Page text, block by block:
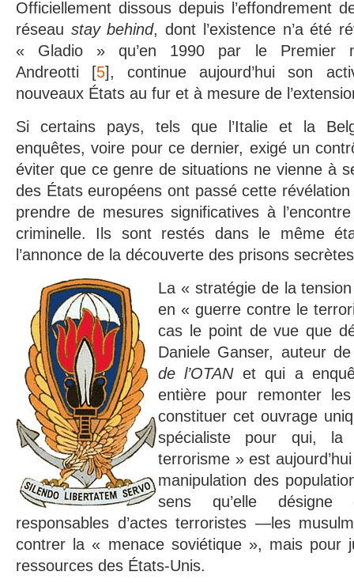
Officiellement dissous depuis l’effondrement
réseau stay behind, dont l’existence n’a été
« Gladio » qu’en 1990 par le Premier
Andreotti [5], continue aujourd’hui son
nouveaux États au fur et à mesure de
Si certains pays, tels que l’Italie et la
enquêtes, voire pour ce dernier, exigé un
éviter que ce genre de situations ne vienne à
des États européens ont passé cette
prendre de mesures significatives à
criminelle. Ils sont restés dans le même
l’annonce de la découverte des prisons
La « stratégie de la
en « guerre contre le
cas le point de vue que
Daniele Ganser, auteur
de l’OTANet qui a
entière pour remonter
constituer cet ouvrage
spécialiste pour qui,
terrorisme » est
manipulation des
sens qu’elle désigne
responsables d’actes terroristes —les
contrer la « menace soviétique », mais pour
ressources des États-Unis.